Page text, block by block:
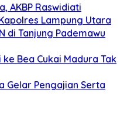
AKBP Raswidiati
Lampung Utara
di Tanjung Pademawu
Bea Cukai Madura Tak
Gelar Pengajian Serta